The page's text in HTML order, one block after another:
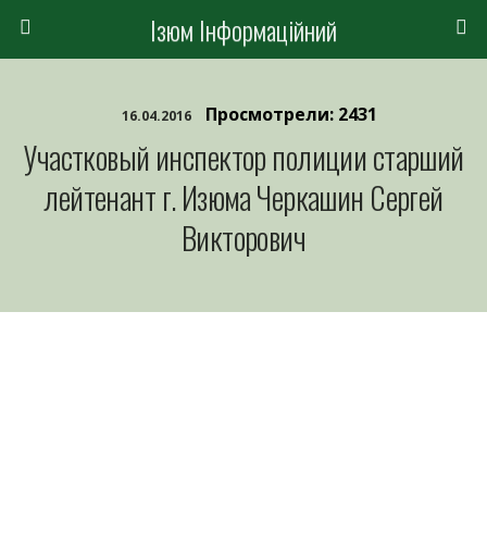
Ізюм Інформаційний
16.04.2016 Просмотрели: 2431
Участковый инспектор полиции старший
лейтенант г. Изюма Черкашин Сергей
Викторович